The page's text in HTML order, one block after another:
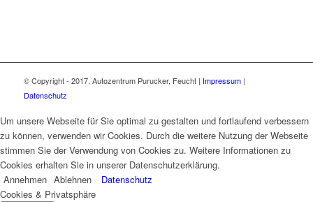
© Copyright - 2017, Autozentrum Purucker, Feucht | Impressum|
Datenschutz
Um unsere Webseite für Sie optimal zu gestalten und fortlaufend verbessern
zu können, verwenden wir Cookies. Durch die weitere Nutzung der Webseite
stimmen Sie der Verwendung von Cookies zu. Weitere Informationen zu
Cookies erhalten Sie in unserer Datenschutzerklärung.
Annehmen Ablehnen
Datenschutz
Cookies & Privatsphäre